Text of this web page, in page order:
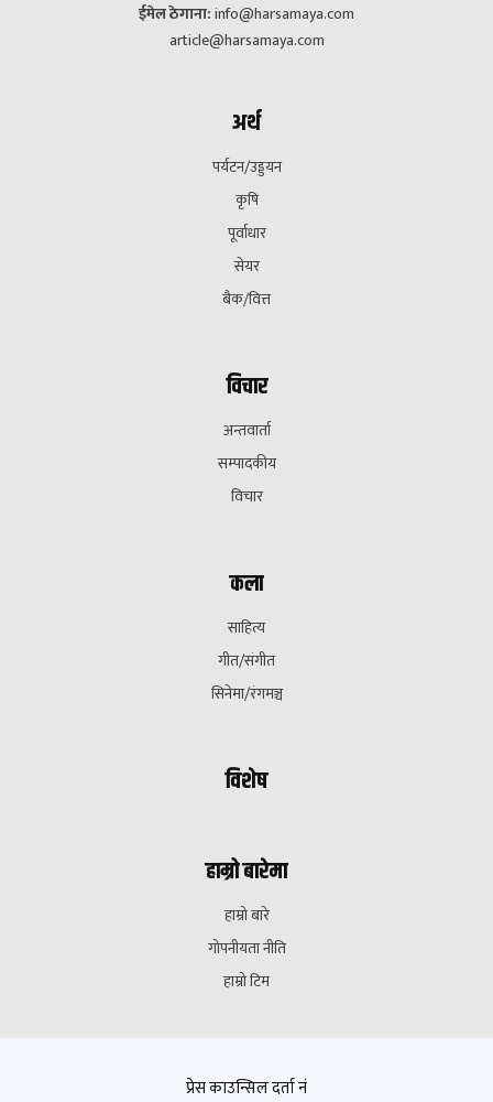
ईमेल ठेगाना:info@harsamaya.com
article@harsamaya.com
अर्थ
पर्यटन/उड्डयन
कृषि
पूर्वाधार
सेयर
बैक/वित्त
विचार
अन्तवार्ता
सम्पादकीय
विचार
कला
साहित्य
गीत/संगीत
सिनेमा/रंगमञ्च
विशेष
हाम्रो बारेमा
हाम्रो बारे
गोपनीयता नीति
हाम्रो टिम
प्रेस काउन्सिल दर्ता नं